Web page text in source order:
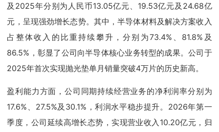
及2025年分别为人民币13.05亿元、19.53亿元及24.68亿
元，呈现强劲增长态势。其中，半导体材料及解决方案收入
占整体收入的比重持续攀升，分别为73.4%、81.8%及
86.5%，彰显了公司向半导体核心业务转型的成果。公司于
2025年首次实现抛光垫单月销量突破4万片的历史新高。
盈利能力方面，公司同期持续经营业务的净利润率分别为
17.6%、27.5%及30.1%，利润水平稳步提升。2026年第一
季度，公司延续高增长态势，实现营业收入10.20亿元，归